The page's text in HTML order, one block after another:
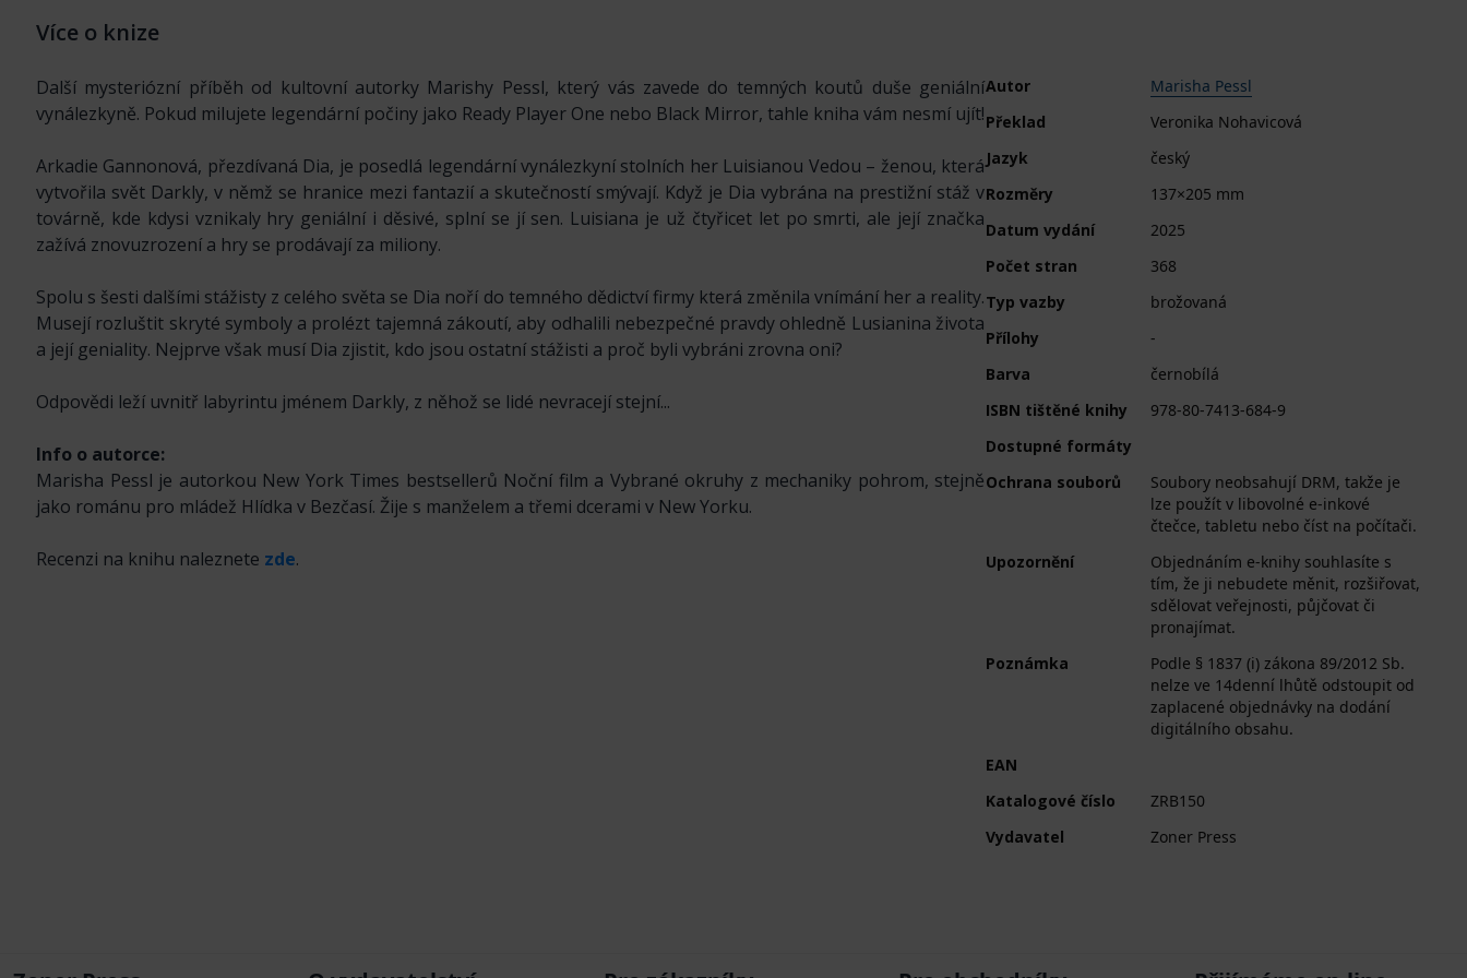
Více o knize
Další mysteriózní příběh od kultovní autorky Marishy Pessl, který vás zavede do temných koutů duše geniální
vynálezkyně. Pokud milujete legendární počiny jako Ready Player One nebo Black Mirror, tahle kniha vám nesmí ujít!
Arkadie Gannonová, přezdívaná Dia, je posedlá legendární vynálezkyní stolních her Luisianou Vedou – ženou, která
vytvořila svět Darkly, v němž se hranice mezi fantazií a skutečností smývají. Když je Dia vybrána na prestižní stáž v
továrně, kde kdysi vznikaly hry geniální i děsivé, splní se jí sen. Luisiana je už čtyřicet let po smrti, ale její značka
zažívá znovuzrození a hry se prodávají za miliony.
Spolu s šesti dalšími stážisty z celého světa se Dia noří do temného dědictví firmy která změnila vnímání her a reality.
Musejí rozluštit skryté symboly a prolézt tajemná zákoutí, aby odhalili nebezpečné pravdy ohledně Lusianina života
a její geniality. Nejprve však musí Dia zjistit, kdo jsou ostatní stážisti a proč byli vybráni zrovna oni?
Odpovědi leží uvnitř labyrintu jménem Darkly, z něhož se lidé nevracejí stejní...
Info o autorce:
Marisha Pessl je autorkou New York Times bestsellerů Noční film a Vybrané okruhy z mechaniky pohrom, stejně
jako románu pro mládež Hlídka v Bezčasí. Žije s manželem a třemi dcerami v New Yorku.
Recenzi na knihu naleznete zde.
Autor
Marisha Pessl
Překlad
Veronika Nohavicová
Jazyk
český
Rozměry
137×205 mm
Datum vydání
2025
Počet stran
368
Typ vazby
brožovaná
Přílohy
-
Barva
černobílá
ISBN tištěné knihy
978-80-7413-684-9
Dostupné formáty
Ochrana souborů
Soubory neobsahují DRM, takže je
lze použít v libovolné e-inkové
čtečce, tabletu nebo číst na počítači.
Upozornění
Objednáním e-knihy souhlasíte s
tím, že ji nebudete měnit, rozšiřovat,
sdělovat veřejnosti, půjčovat či
pronajímat.
Poznámka
Podle § 1837 (i) zákona 89/2012 Sb.
nelze ve 14denní lhůtě odstoupit od
zaplacené objednávky na dodání
digitálního obsahu.
EAN
Katalogové číslo
ZRB150
Vydavatel
Zoner Press